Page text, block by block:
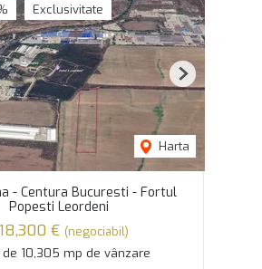
Exclusivitate
Harta
Next
- Centura Bucuresti - Fortul
Popesti Leordeni
€ (negociabil)
de 10,305 mp de vânzare